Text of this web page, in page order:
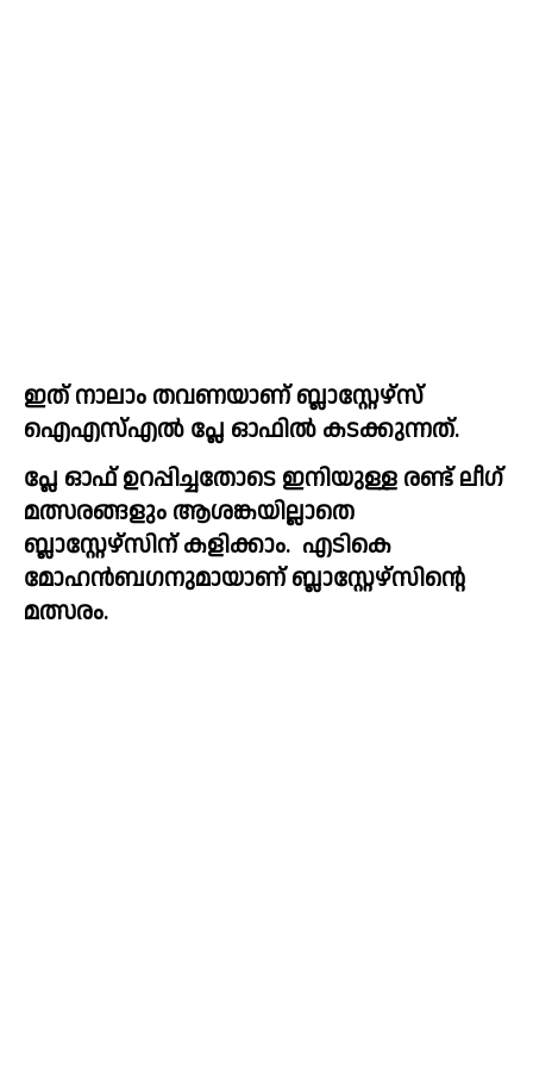
ഇത് നാലാം തവണയാണ് ബ്ലാസ്റ്റേഴ്‌സ്
ഐഎസ്എൽ പ്ലേ ഓഫിൽ കടക്കുന്നത്.
പ്ലേ ഓഫ് ഉറപ്പിച്ചതോടെ ഇനിയുള്ള രണ്ട് ലീഗ്
മത്സരങ്ങളും ആശങ്കയില്ലാതെ
ബ്ലാസ്റ്റേഴ്സിന് കളിക്കാം.  എടികെ
മോഹൻബഗനുമായാണ് ബ്ലാസ്റ്റേഴ്സിന്റെ
മത്സരം.